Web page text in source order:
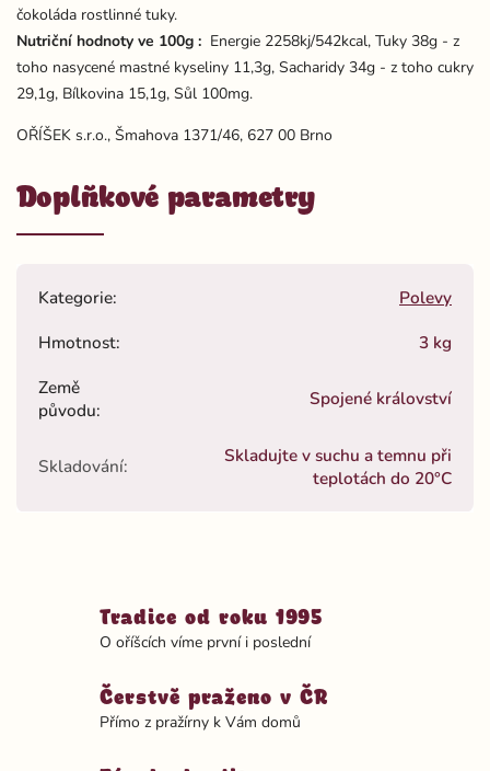
Tradice od roku 1995
O oříšcích víme první i poslední
Čerstvě praženo v ČR
Přímo z pražírny k Vám domů
čokoláda rostlinné tuky.
Nutriční hodnoty ve 100g : Energie 2258kj/542kcal, Tuky 38g - z
toho nasycené mastné kyseliny 11,3g, Sacharidy 34g - z toho cukry
29,1g, Bílkovina 15,1g, Sůl 100mg.
OŘÍŠEK s.r.o., Šmahova 1371/46, 627 00 Brno
Doplňkové parametry
Kategorie:
Polevy
Hmotnost:
3 kg
Země
původu:
Spojené království
Skladování:
Skladujte v suchu a temnu při
teplotách do 20°C